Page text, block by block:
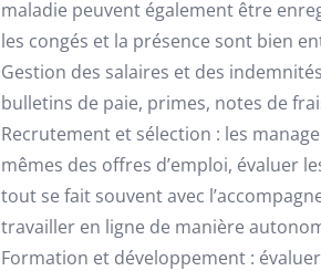
maladie peuvent également être
les congés et la présence sont bien
Gestion des salaires et des
bulletins de paie, primes, notes de
Recrutement et sélection : les
mêmes des offres d’emploi, évaluer
tout se fait souvent avec
travailler en ligne de manière
Formation et développement :